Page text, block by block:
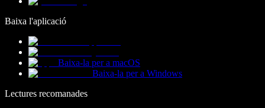
Baixa l'aplicació
Baixa-la per a macOS
Baixa-la per a Windows
Lectures recomanades